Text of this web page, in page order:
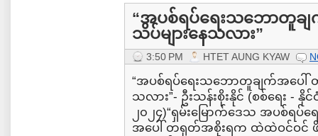
“အပစ်ရပ်ရေးသဘောတူခ
သိပ်များနေသလား”
3:50 PM HTET AUNG KYAW
“အပစ်ရပ်ရေးသဘောတူချက်အပေါ်
သလား”- ဦးသန်းစိုးနိုင် (စစ်ရေး -
၂၀၂၄)“ရှမ်းမြောက်ဒေသ အပစ်ရပ်ရေ
အပေါ် တရုတ်အစိုးရက ထဲထဲဝင်ဝင် ဖိအ